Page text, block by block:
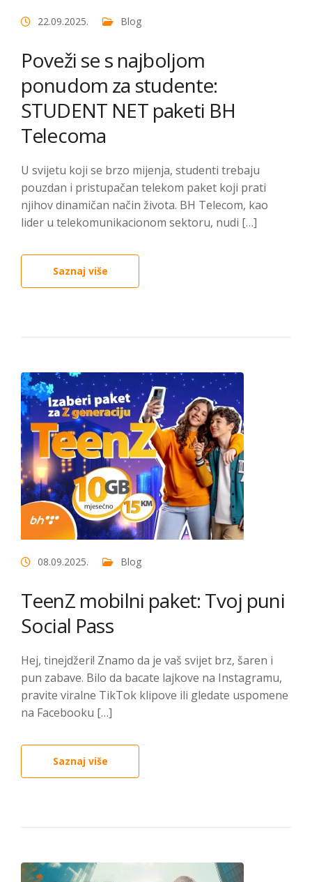
22.09.2025. Blog
Poveži se s najboljom
ponudom za studente:
STUDENT NET paketi BH
Telecoma
U svijetu koji se brzo mijenja, studenti trebaju
pouzdan i pristupačan telekom paket koji prati
njihov dinamičan način života. BH Telecom, kao
lider u telekomunikacionom sektoru, nudi […]
Saznaj više
08.09.2025. Blog
TeenZ mobilni paket: Tvoj puni
Social Pass
Hej, tinejdžeri! Znamo da je vaš svijet brz, šaren i
pun zabave. Bilo da bacate lajkove na Instagramu,
pravite viralne TikTok klipove ili gledate uspomene
na Facebooku […]
Saznaj više